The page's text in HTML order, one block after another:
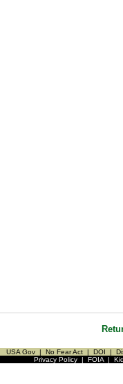
USA Gov | No Fear Act | DOI |
Privacy Policy| FOIA|